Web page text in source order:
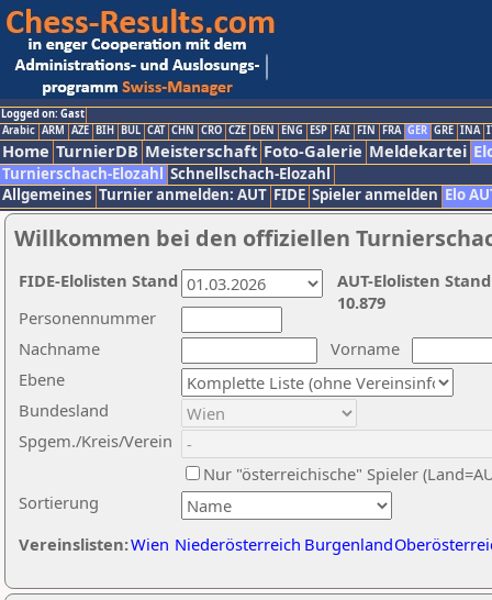
Logged on: Gast
Arabic ARM AZE BIH BUL CAT CHN CRO CZE DEN ENG ESP FAI FIN FRA GER GRE INA
Home TurnierDB Meisterschaft Foto-Galerie Meldekartei
Turnierschach-Elozahl Schnellschach-Elozahl
Allgemeines Turnier anmelden: AUT FIDE Spieler anmelden Elo
Willkommen bei den offiziellen
Nachname
Vorname
Ebene
Sortierung
Personennummer
Bundesland
Spgem./Kreis/Verein
Nur "österreichische" Spieler
Vereinslisten:Wien Niederösterreich Burgenland
AUT-Elolisten
10.879
FIDE-Elolisten Stand